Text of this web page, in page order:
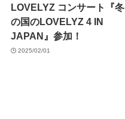
LOVELYZ コンサート『冬
の国のLOVELYZ 4 IN
JAPAN』参加！
2025/02/01